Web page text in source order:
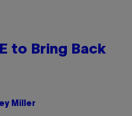
to Bring Back
Miller